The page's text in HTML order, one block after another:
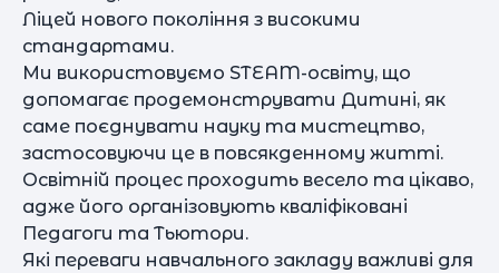
Ліцей нового покоління з високими
стандартами.
Ми використовуємо STEAM-освіту, що
допомагає продемонструвати Дитині, як
саме поєднувати науку та мистецтво,
застосовуючи це в повсякденному житті.
Освітній процес проходить весело та цікаво,
адже його організовують кваліфіковані
Педагоги та Тьютори.
Які переваги навчального закладу важливі для